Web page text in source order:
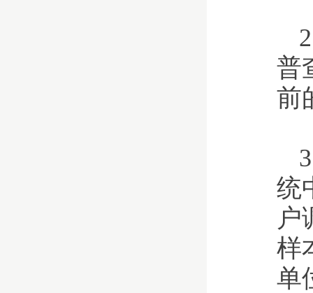
普
前
统
户
样
单